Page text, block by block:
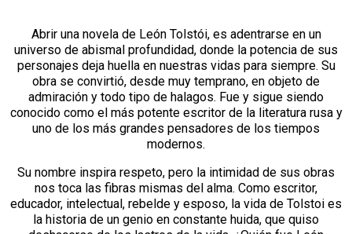
Abrir una novela de León Tolstói, es adentrarse en un
universo de abismal profundidad, donde la potencia de sus
personajes deja huella en nuestras vidas para siempre. Su
obra se convirtió, desde muy temprano, en objeto de
admiración y todo tipo de halagos. Fue y sigue siendo
conocido como el más potente escritor de la literatura rusa y
uno de los más grandes pensadores de los tiempos
modernos.
Su nombre inspira respeto, pero la intimidad de sus obras
nos toca las fibras mismas del alma. Como escritor,
educador, intelectual, rebelde y esposo, la vida de Tolstoi es
la historia de un genio en constante huida, que quiso